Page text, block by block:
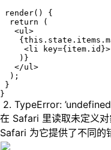
render() {
return (
<ul>
<li
)}
</ul>
);
}
}
2. TypeError:
在 Safari 里读取未定义
Safari 为它提供了不同的